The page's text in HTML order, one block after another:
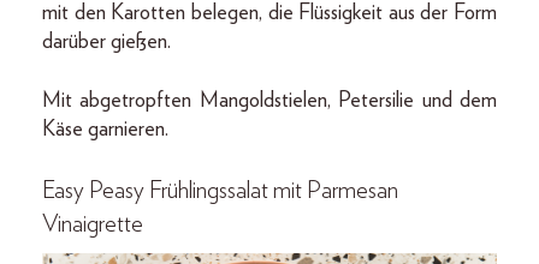
mit den Karotten belegen, die Flüssigkeit aus der Form
darüber gießen.
Mit abgetropften Mangoldstielen, Petersilie und dem
Käse garnieren.
Easy Peasy Frühlingssalat mit Parmesan
Vinaigrette